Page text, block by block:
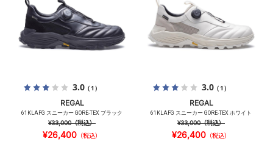
3.0（1）
REGAL
61KLAFG スニーカー GORE-TEX ブラック
¥33,000（税込）
¥26,400 （税込）
3.0（1）
REGAL
61KLAFG スニーカー GORE-TEX ホワイト
¥33,000（税込）
¥26,400 （税込）